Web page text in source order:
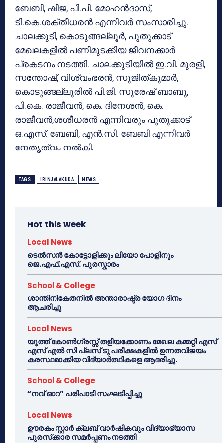
ബേബി, ഷീജ, പി.പി. മോഹന്‍ദാസ്,
ടി.കെ.ശക്തീധരന്‍ എന്നിവര്‍ സംസാരിച്ചു.
ചാലക്കുടി, കൊടുങ്ങല്ലൂര്‍, പുതുക്കാട്
മേഖലകളില്‍ പണിമുടക്കിയ ജീവനക്കാര്‍
പ്രകടനം നടത്തി. ചാലക്കുടിയില്‍ ഇ.വി. മുരളി,
സന്തോഷ്, വിശ്വംഭരന്‍, സുജിത്കുമാര്‍,
കൊടുങ്ങല്ലൂരില്‍ പി.ജി. സുരേഷ് ബാബു,
പി.കെ. രാജീവന്‍, കെ. ദിനേശന്‍, കെ.
രാജീവന്‍,ശശീധരന്‍ എന്നിവരും പുതുക്കാട്
ഒ.എസ്. ബേബി, എന്‍.സി. ബേബി എന്നിവര്‍
നേതൃത്വം നല്‍കി.
TAGS IRINJALAKUDA NEWS
Hot this week
Local News
ടെൽസൻ കോട്ടോളിക്കും ലിയോ പോളിനും
ജെ.എഫ്.എസ്. പുരസ്കാരം
School & College
ശാന്തിനികേതനിൽ അന്താരാഷ്ട്ര യോഗ ദിനം
ആചരിച്ചു
Local News
യൂത്ത് കോൺഗ്രസ്സ് തളിയക്കോണം മേഖല കമ്മറ്റി എസ്
എസ് എൽ സി പ്ലസ് ടു പരീക്ഷകളിൽ ഉന്നതവിജയം
കരസ്ഥമാക്കിയ വിദ്യാർത്ഥികളെ ആദരിച്ചു.
School & College
“നവ് ഓറ” പരിപാടി സംഘടിപ്പിച്ചു
Local News
ഊരകം സ്റ്റാർ ക്ലബ് വാർഷികവും വിദ്യാഭ്യാസ
പുരസ്‌ക്കാര സമർപ്പണം നടത്തി